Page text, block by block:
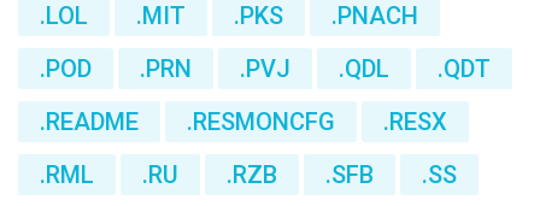
.LOL
.MIT .PKS
.PNACH
.POD
.PRN .PVJ .QDL
.QDT
.README
.RESMONCFG
.RESX
.RML
.RU .RZB .SFB
.SS